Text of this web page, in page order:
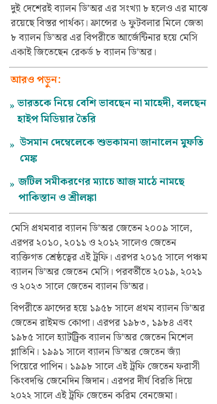
দুই দেশেরই ব্যালন ডি’অর এর সংখ্যা ৮ হলেও এর মাঝে
রয়েছে বিস্তর পার্থক্য। ফ্রান্সের ৬ ফুটবলার মিলে জেতা
৮ ব্যালন ডি’অর এর বিপরীতে আর্জেন্টিনার হয়ে মেসি
একাই জিতেছেন রেকর্ড ৮ ব্যালন ডি’অর।
আরও পড়ুন:
» ভারতকে নিয়ে বেশি ভাবছেন না মাহেদী, বলছেন
হাইপ মিডিয়ার তৈরি
» উসমান দেম্বেলেকে শুভকামনা জানালেন মুফতি
মেঙ্ক
» জটিল সমীকরণের ম্যাচে আজ মাঠে নামছে
পাকিস্তান ও শ্রীলঙ্কা
মেসি প্রথমবার ব্যালন ডি’অর জেতেন ২০০৯ সালে,
এরপর ২০১০, ২০১১ ও ২০১২ সালেও জেতেন
ব্যক্তিগত শ্রেষ্ঠত্বের এই ট্রফি। এরপর ২০১৫ সালে পঞ্চম
ব্যালন ডি’অর জেতেন মেসি। পরবর্তীতে ২০১৯, ২০২১
ও ২০২৩ সালে জেতেন ব্যালন ডি’অর।
বিপরীতে ফ্রান্সের হয়ে ১৯৫৮ সালে প্রথম ব্যালন ডি’অর
জেতেন রাইমন্ড কোপা। এরপর ১৯৮৩, ১৯৮৪ এবং
১৯৮৫ সালে হ্যাটট্রিক ব্যালন ডি’অর জেতেন মিশেল
প্লাতিনি। ১৯৯১ সালে ব্যালন ডি’অর জেতেন জ্যাঁ
পিয়েরে পাপিন। ১৯৯৮ সালে এই ট্রফি জেতেন ফরাসী
কিংবদন্তি জেনেদিন জিদান। এরপর দীর্ঘ বিরতি দিয়ে
২০২২ সালে এই ট্রফি জেতেন করিম বেনজেমা।